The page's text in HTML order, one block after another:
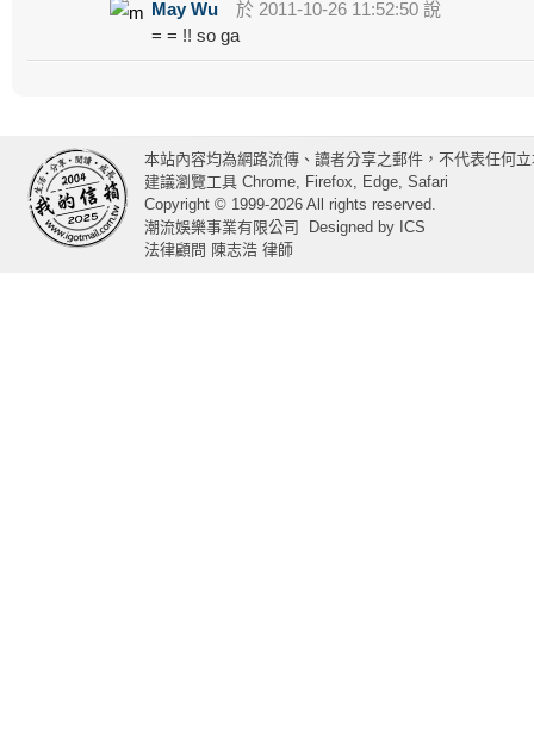
May Wu
於 2011-10-26 11:52:50 說
= = !! so ga
本站內容均為網路流傳、讀者分享之郵件，不代表任何
建議瀏覽工具 Chrome, Firefox, Edge, Safari
Copyright © 1999-2026 All rights reserved.
潮流娛樂事業有限公司
Designed by ICS
法律顧問 陳志浩 律師